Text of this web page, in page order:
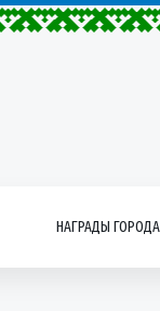
НАГРАДЫ ГОРОДА